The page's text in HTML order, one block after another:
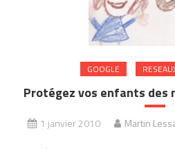
GOOGLE
Protégez vos enfants des
1 janvier 2010 Martin